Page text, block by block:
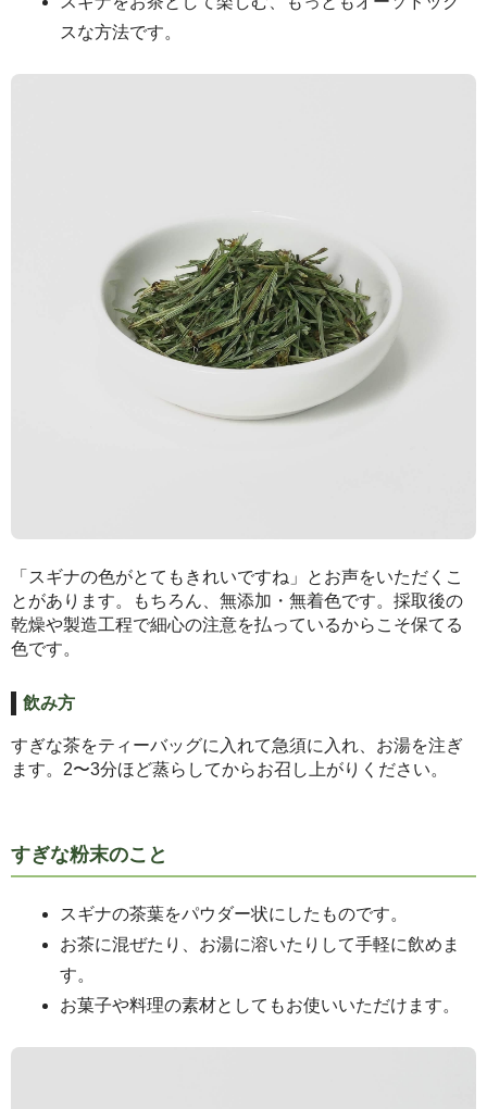
スな方法です。
「スギナの色がとてもきれいですね」とお声をいただくこ
とがあります。もちろん、無添加・無着色です。採取後の
乾燥や製造工程で細心の注意を払っているからこそ保てる
色です。
飲み方
すぎな茶をティーバッグに入れて急須に入れ、お湯を注ぎ
ます。2〜3分ほど蒸らしてからお召し上がりください。
すぎな粉末のこと
スギナの茶葉をパウダー状にしたものです。
お茶に混ぜたり、お湯に溶いたりして手軽に飲めま
す。
お菓子や料理の素材としてもお使いいただけます。